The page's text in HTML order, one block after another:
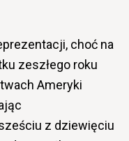
choć na
zeszłego roku
Ameryki
z dziewięciu